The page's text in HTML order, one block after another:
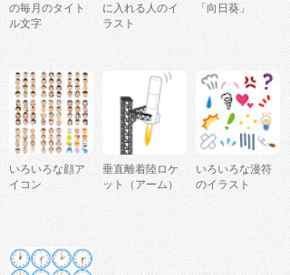
の毎月のタイト
ル文字
に入れる人のイ
ラスト
「向日葵」
いろいろな顔ア
イコン
垂直離着陸ロケ
ット（アーム）
いろいろな漫符
のイラスト